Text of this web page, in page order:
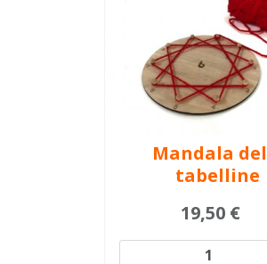
Mandala
tabelline
19,50 €